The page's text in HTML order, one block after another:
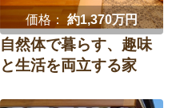
価格： 約1,370万円
自然体で暮らす、趣味
と生活を両立する家